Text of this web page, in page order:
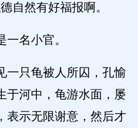
自然有好福报啊。
名小官。
一只龟被人所囚，孔愉
于河中，龟游水面，屡
表示无限谢意，然后才